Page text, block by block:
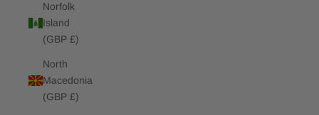
Norfolk
Island
(GBP £)
North
Macedonia
(GBP £)